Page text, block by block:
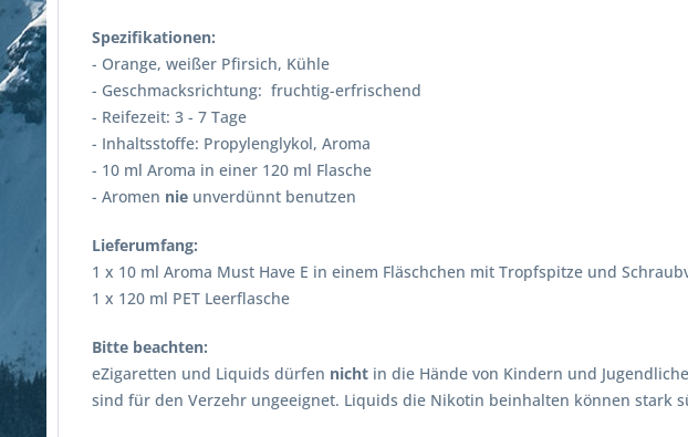
Spezifikationen:
- Orange, weißer Pfirsich, Kühle
- Geschmacksrichtung: fruchtig-erfrischend
- Reifezeit: 3 - 7 Tage
- Inhaltsstoffe: Propylenglykol, Aroma
- 10 ml Aroma in einer 120 ml Flasche
- Aromen nie unverdünnt benutzen
Lieferumfang:
1 x 10 ml Aroma Must Have E in einem Fläschchen mit Tropfspitze und
1 x 120 ml PET Leerflasche
Bitte beachten:
eZigaretten und Liquids dürfen nicht in die Hände von Kindern und
sind für den Verzehr ungeeignet. Liquids die Nikotin beinhalten können stark